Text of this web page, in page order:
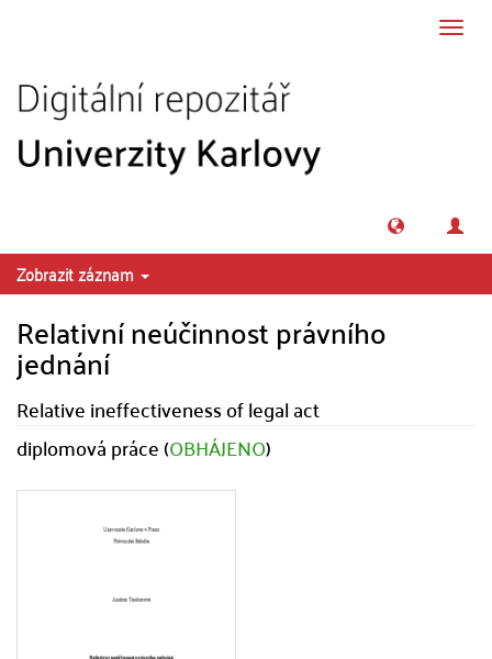
Zobrazit záznam
Relativní neúčinnost právního
jednání
Relative ineffectiveness of legal act
diplomová práce (OBHÁJENO)